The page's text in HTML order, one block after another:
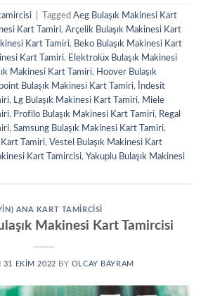
Tagged Aeg Bulaşık Makinesi Kart
Kart Tamiri, Arçelik Bulaşık Makinesi Kart
Kart Tamiri, Beko Bulaşık Makinesi Kart
Kart Tamiri, Elektrolüx Bulaşık Makinesi
Makinesi Kart Tamiri, Hoover Bulaşık
Bulaşık Makinesi Kart Tamiri,
İndesit
, Lg Bulaşık Makinesi Kart Tamiri, Miele
, Profilo Bulaşık Makinesi Kart Tamiri, Regal
, Samsung Bulaşık Makinesi Kart Tamiri,
Kart Tamiri, Vestel Bulaşık Makinesi Kart
Kart Tamircisi, Yakuplu Bulaşık Makinesi
ANA KART TAMIRCISI
Makinesi Kart Tamircisi
31 EKIM 2022 BY OLCAY BAYRAM